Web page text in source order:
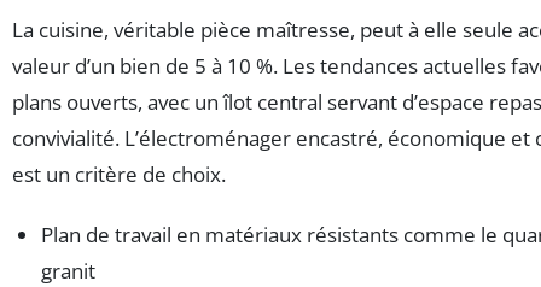
La cuisine, véritable pièce maîtresse, peut à elle seule
valeur d’un bien de 5 à 10 %. Les tendances actuelles
plans ouverts, avec un îlot central servant d’espace
convivialité. L’électroménager encastré, économique et
est un critère de choix.
Plan de travail en matériaux résistants comme le
granit